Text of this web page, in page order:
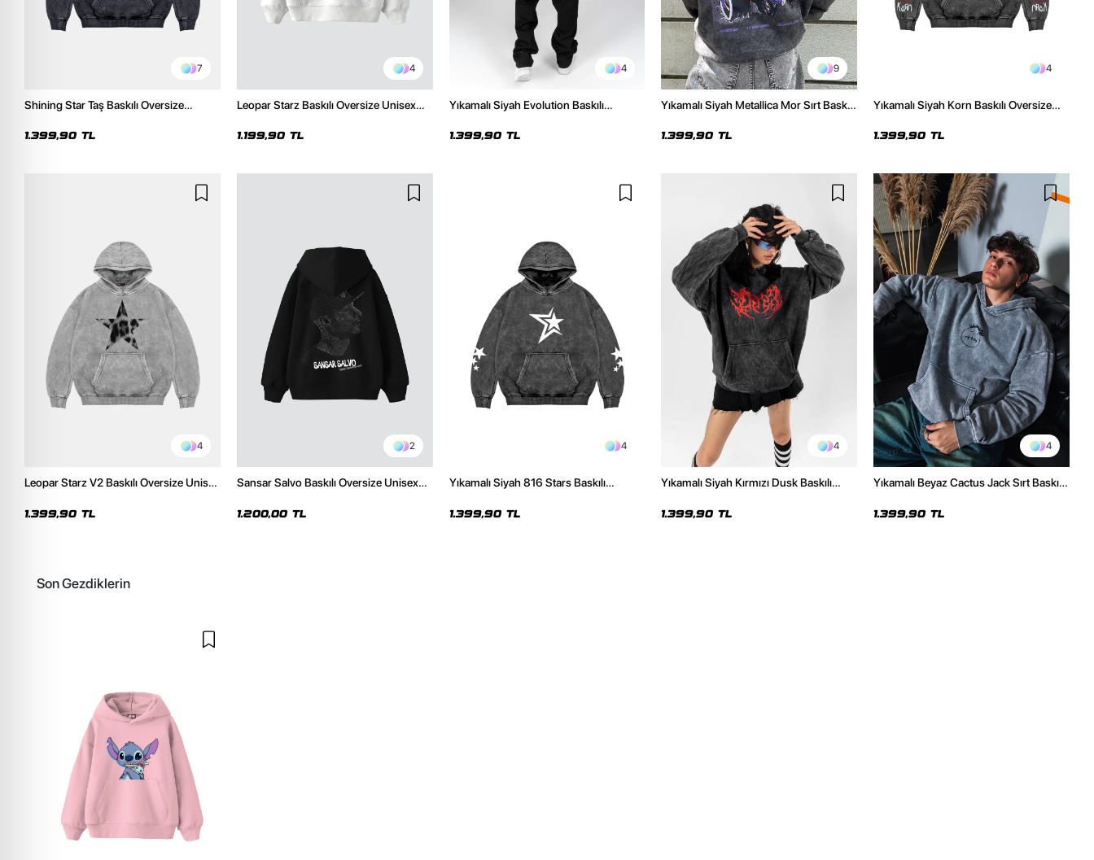
7
Shining Star Taş Baskılı Oversize
1.399,90 TL
4
Leopar Starz Baskılı Oversize Unisex
1.199,90 TL
4
Yıkamalı Siyah Evolution Baskılı
1.399,90 TL
9
Yıkamalı Siyah Metallica Mor Sırt Baskılı
1.399,90 TL
4
Yıkamalı Siyah Korn Baskılı Oversize
1.399,90 TL
4
Leopar Starz V2 Baskılı Oversize Unisex
1.399,90 TL
2
Sansar Salvo Baskılı Oversize Unisex
1.200,00 TL
4
Yıkamalı Siyah 816 Stars Baskılı
1.399,90 TL
4
Yıkamalı Siyah Kırmızı Dusk Baskılı
1.399,90 TL
4
Yıkamalı Beyaz Cactus Jack Sırt Baskılı
1.399,90 TL
Son Gezdiklerin